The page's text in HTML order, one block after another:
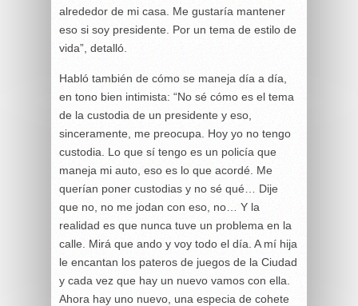
alrededor de mi casa. Me gustaría mantener
eso si soy presidente. Por un tema de estilo de
vida”, detalló.
Habló también de cómo se maneja día a día,
en tono bien intimista: “No sé cómo es el tema
de la custodia de un presidente y eso,
sinceramente, me preocupa. Hoy yo no tengo
custodia. Lo que sí tengo es un policía que
maneja mi auto, eso es lo que acordé. Me
querían poner custodias y no sé qué… Dije
que no, no me jodan con eso, no… Y la
realidad es que nunca tuve un problema en la
calle. Mirá que ando y voy todo el día. A mí hija
le encantan los pateros de juegos de la Ciudad
y cada vez que hay un nuevo vamos con ella.
Ahora hay uno nuevo, una especia de cohete